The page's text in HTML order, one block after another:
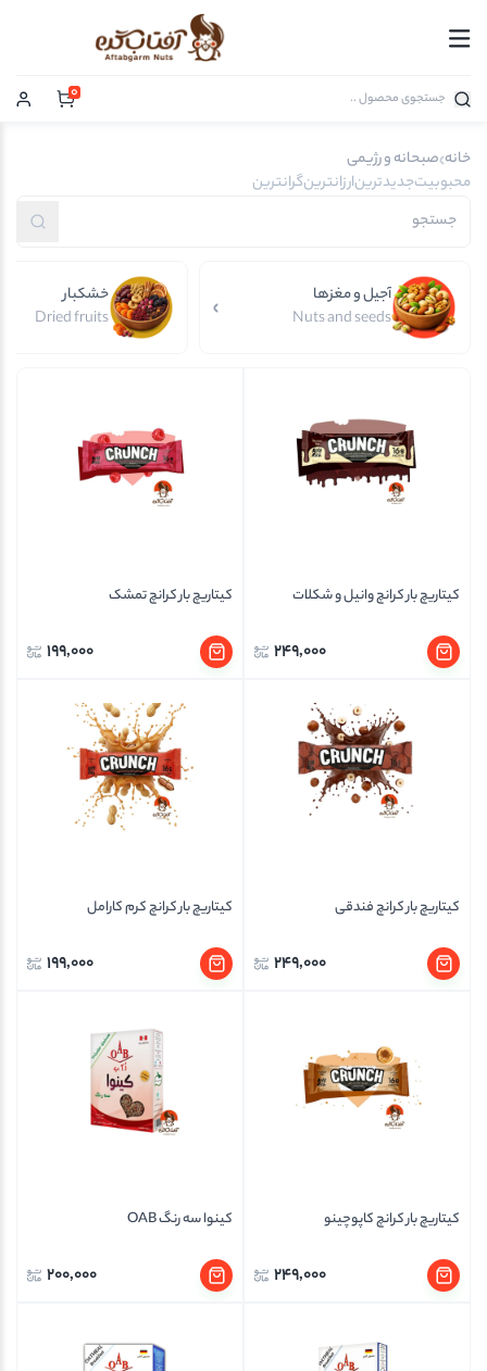
0
خانه صبحانه و رژیمی
محبوبیتجدیدترینارزانترینگرانترین
آجیل و مغزها
Nuts and seeds
خشکبار
Dried fruits
کیتاریچ بار کرانچ وانیل و شکلات
249,000
کیتاریچ بار کرانچ تمشک
199,000
کیتاریچ بار کرانچ فندقی
249,000
کیتاریچ بار کرانچ کرم کارامل
199,000
کیتاریچ بار کرانچ کاپوچینو
249,000
کینوا سه رنگ OAB
200,000